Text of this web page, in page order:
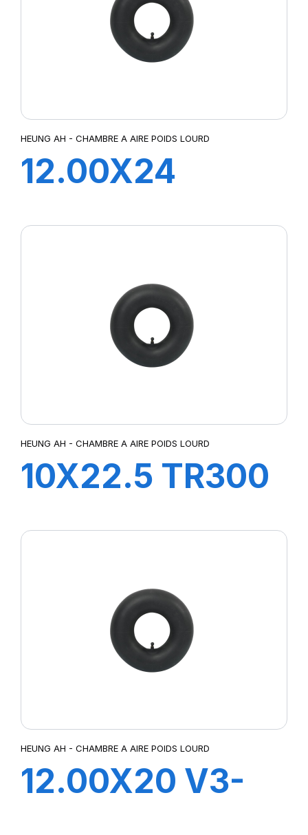
HEUNG AH - CHAMBRE A AIRE POIDS LOURD
12.00X24
HEUNG AH - CHAMBRE A AIRE POIDS LOURD
10X22.5 TR300
HEUNG AH - CHAMBRE A AIRE POIDS LOURD
12.00X20 V3-